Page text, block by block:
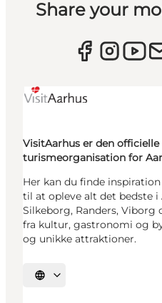
Share your
VisitAarhus er den officielle
turismeorganisation for
Her kan du finde
til at opleve alt det bedste i
Silkeborg, Randers, Viborg
fra kultur, gastronomi og
og unikke attraktioner.
Vælg sprog